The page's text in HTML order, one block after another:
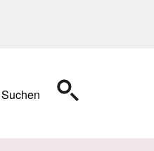
Suchen